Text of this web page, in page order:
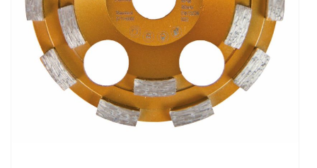
Diamantschleifteller Beton, Ø 125 mm